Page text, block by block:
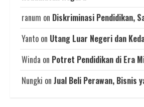
ranum on Diskriminasi Pendidikan,
Yanto on Utang Luar Negeri dan
Winda on Potret Pendidikan di Era
Nungki on Jual Beli Perawan, Bisnis